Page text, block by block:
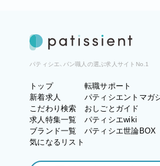
パティシエ、パン職人の選ぶ求人サイトNo.1
トップ
新着求人
こだわり検索
求人特集一覧
ブランド一覧
気になるリスト
転職サポート
パティシエントマガ
おしごとガイド
パティシエwiki
パティシエ世論BOX